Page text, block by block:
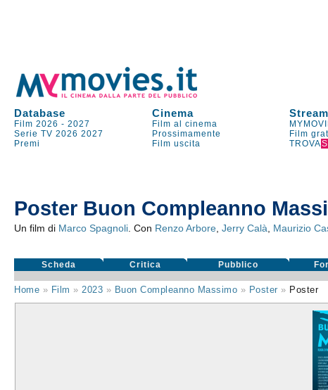
Database Cinema
Film 2026 -2027 Film al cinema
Serie TV 2026 2027 Prossimamente Film
Premi
Film uscita TROVA
Poster Buon Compleanno
Un film di Marco Spagnoli . Con Renzo Arbore ,Jerry Calà Maurizio
Scheda Critica Pubblico
Home » Film » 2023 » Buon Compleanno Massimo » Poster » Poster